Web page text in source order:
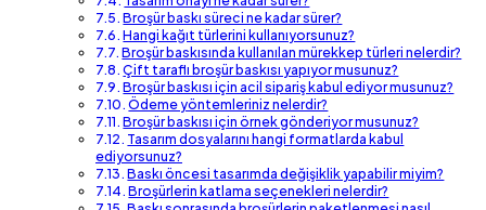
Broşür baskı süreci ne kadar sürer?
Hangi kağıt türlerini kullanıyorsunuz?
Broşür baskısında kullanılan mürekkep türleri nelerdir?
Çift taraflı broşür baskısı yapıyor musunuz?
Broşür baskısı için acil sipariş kabul ediyor musunuz?
Ödeme yöntemleriniz nelerdir?
Broşür baskısı için örnek gönderiyor musunuz?
Tasarım dosyalarını hangi formatlarda kabul
ediyorsunuz?
Baskı öncesi tasarımda değişiklik yapabilir miyim?
Broşürlerin katlama seçenekleri nelerdir?